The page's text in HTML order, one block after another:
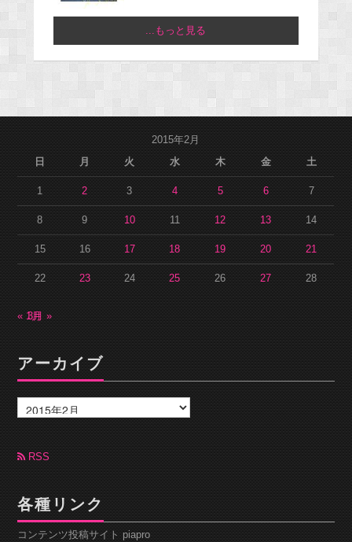
...もっと見る
2015年2月
日
月 火 水 木 金 土
1 2 3 4 5 6 7
8 9 10 11 12 13 14
15 16 17 18 19 20 21
22 23 24 25 26 27 28
« 1月3月 »
アーカイブ
ー
カ
ブRSS
各種リンク
コンテンツ投稿サイト piapro